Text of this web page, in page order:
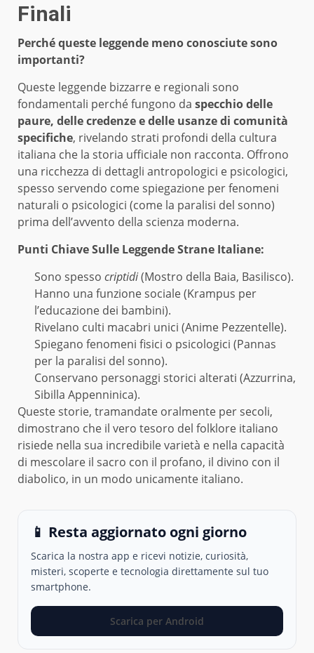
Finali
Perché queste leggende meno conosciute sono
importanti?
Queste leggende bizzarre e regionali sono
fondamentali perché fungono da specchio delle
paure, delle credenze e delle usanze di comunità
specifiche, rivelando strati profondi della cultura
italiana che la storia ufficiale non racconta. Offrono
una ricchezza di dettagli antropologici e psicologici,
spesso servendo come spiegazione per fenomeni
naturali o psicologici (come la paralisi del sonno)
prima dell’avvento della scienza moderna.
Punti Chiave Sulle Leggende Strane Italiane:
Sono spesso criptidi(Mostro della Baia, Basilisco).
Hanno una funzione sociale (Krampus per
l’educazione dei bambini).
Rivelano culti macabri unici (Anime Pezzentelle).
Spiegano fenomeni fisici o psicologici (Pannas
per la paralisi del sonno).
Conservano personaggi storici alterati (Azzurrina,
Sibilla Appenninica).
Queste storie, tramandate oralmente per secoli,
dimostrano che il vero tesoro del folklore italiano
risiede nella sua incredibile varietà e nella capacità
di mescolare il sacro con il profano, il divino con il
diabolico, in un modo unicamente italiano.
📱 Resta aggiornato ogni giorno
Scarica la nostra app e ricevi notizie, curiosità,
misteri, scoperte e tecnologia direttamente sul tuo
smartphone.
Scarica per Android